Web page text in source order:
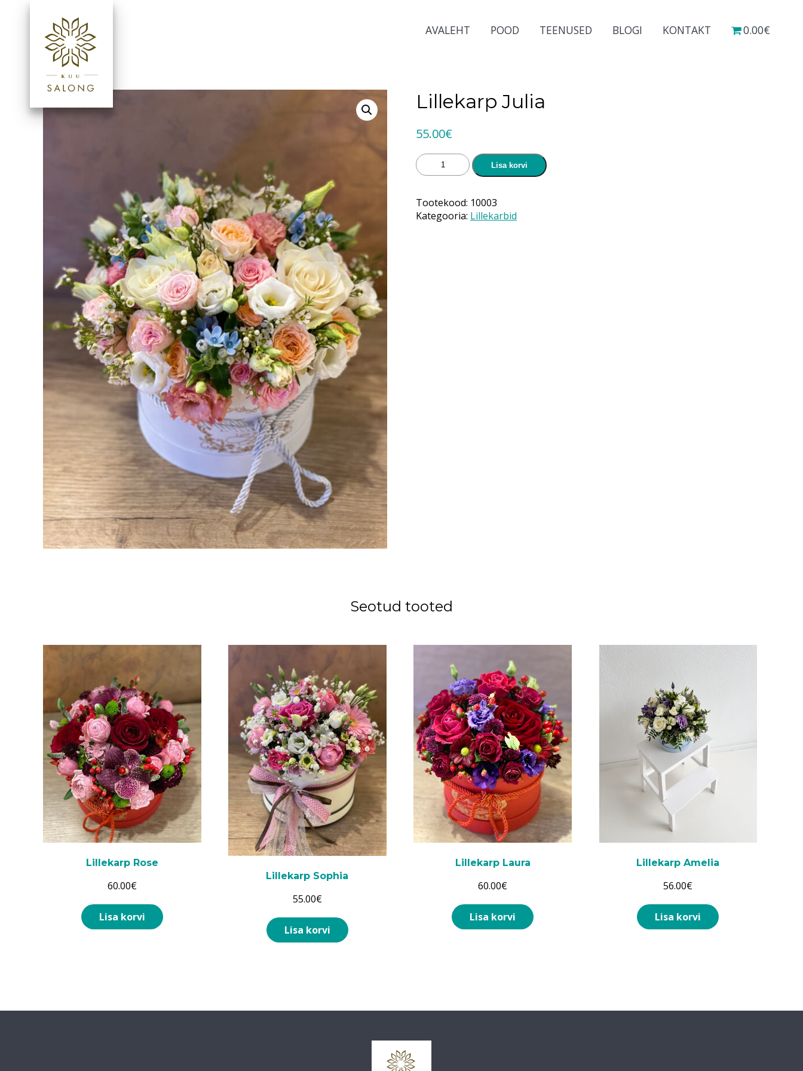
AVALEHT POOD TEENUSED BLOGI KONTAKT 0.00€
Lillekarp Julia
55.00€
Lillekarp
Julia
Lisa korvi
Tootekood: 10003
Kategooria: Lillekarbid
Seotud tooted
Lillekarp Rose
60.00€
Lisa korvi
Lillekarp Sophia
55.00€
Lisa korvi
Lillekarp Laura
60.00€
Lisa korvi
Lillekarp Amelia
56.00€
Lisa korvi